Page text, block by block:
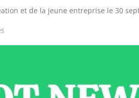
et de la jeune entreprise le 30